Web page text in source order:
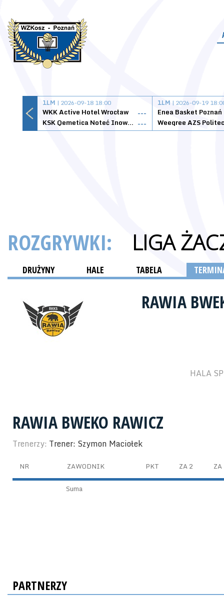
1LM | 2026-09-18 18:00
WKK Active Hotel Wrocław
---
KSK Qemetica Noteć Inowrocław ---
1LM | 2026-09-19
Enea Basket Poznań
ROZGRYWKI: LIGA
DRUŻYNY HALE TABELA
RAWIA
HALA
RAWIA BWEKO RAWICZ
Trenerzy: Trener: Szymon Maciołek
NR ZAWODNIK PKT ZA 2 ZA
Suma
PARTNERZY